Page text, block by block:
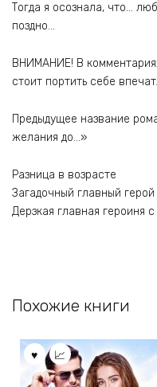
Тогда я осознала, что…
поздно…
ВНИМАНИЕ! В
стоит портить себе
Предыдущее название
желания до…»
Разница в возрасте
Загадочный главный
Дерзкая главная героиня
Похожие книги